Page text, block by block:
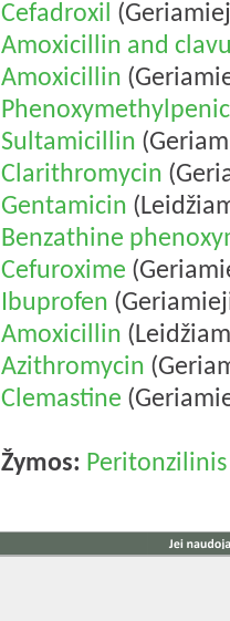
Cefadroxil
Amoxicillin and
Amoxicillin
Sultamicillin
Clarithromycin
Gentamicin
Benzathine
Cefuroxime
Ibuprofen
Amoxicillin
Azithromycin
Clemastine
Žymos: Peritonzilinis